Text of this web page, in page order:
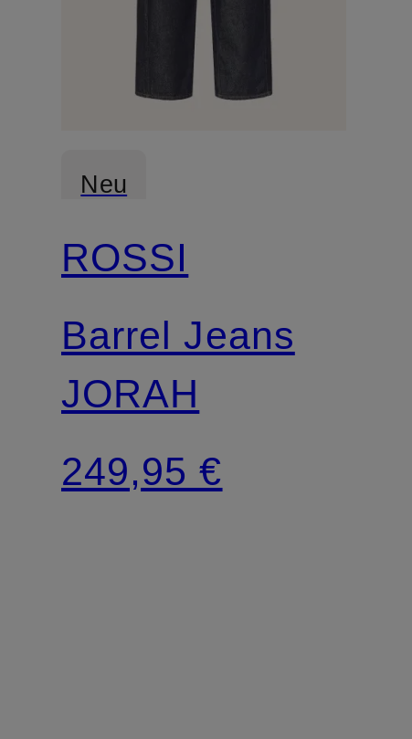
Neu
ROSSI
Barrel Jeans
JORAH
249,95 €